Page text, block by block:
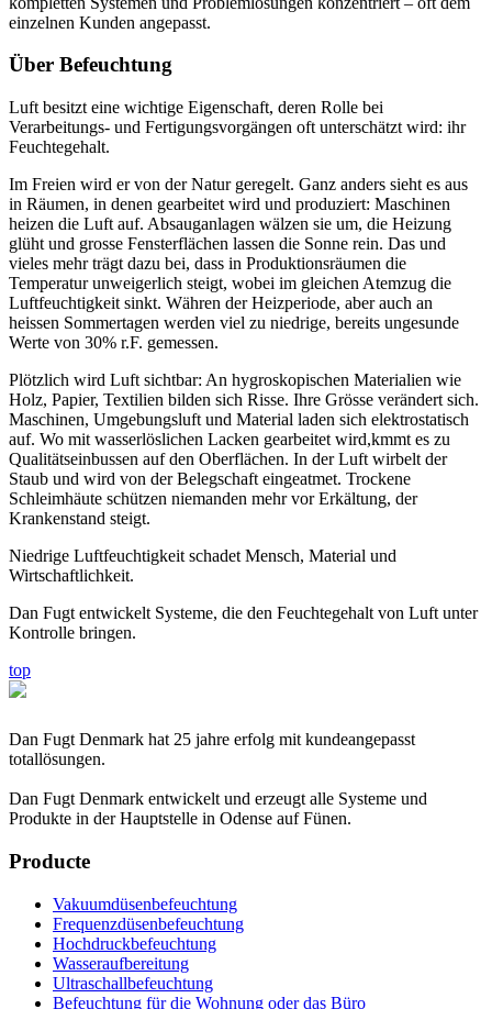
einzelnen Kunden angepasst.
Über Befeuchtung
Luft besitzt eine wichtige Eigenschaft, deren Rolle bei
Verarbeitungs- und Fertigungsvorgängen oft unterschätzt wird: ihr
Feuchtegehalt.
Im Freien wird er von der Natur geregelt. Ganz anders sieht es aus
in Räumen, in denen gearbeitet wird und produziert: Maschinen
heizen die Luft auf. Absauganlagen wälzen sie um, die Heizung
glüht und grosse Fensterflächen lassen die Sonne rein. Das und
vieles mehr trägt dazu bei, dass in Produktionsräumen die
Temperatur unweigerlich steigt, wobei im gleichen Atemzug die
Luftfeuchtigkeit sinkt. Währen der Heizperiode, aber auch an
heissen Sommertagen werden viel zu niedrige, bereits ungesunde
Werte von 30% r.F. gemessen.
Plötzlich wird Luft sichtbar: An hygroskopischen Materialien wie
Holz, Papier, Textilien bilden sich Risse. Ihre Grösse verändert sich.
Maschinen, Umgebungsluft und Material laden sich elektrostatisch
auf. Wo mit wasserlöslichen Lacken gearbeitet wird,kmmt es zu
Qualitätseinbussen auf den Oberflächen. In der Luft wirbelt der
Staub und wird von der Belegschaft eingeatmet. Trockene
Schleimhäute schützen niemanden mehr vor Erkältung, der
Krankenstand steigt.
Niedrige Luftfeuchtigkeit schadet Mensch, Material und
Wirtschaftlichkeit.
Dan Fugt entwickelt Systeme, die den Feuchtegehalt von Luft unter
Kontrolle bringen.
top
Dan Fugt Denmark hat 25 jahre erfolg mit kundeangepasst
totallösungen.
Dan Fugt Denmark entwickelt und erzeugt alle Systeme und
Produkte in der Hauptstelle in Odense auf Fünen.
Producte
Vakuumdüsenbefeuchtung
Frequenzdüsenbefeuchtung
Hochdruckbefeuchtung
Wasseraufbereitung
Ultraschallbefeuchtung
Befeuchtung für die Wohnung oder das Büro